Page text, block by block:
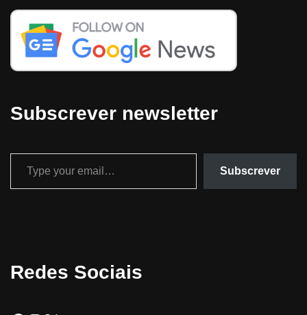
Subscrever newsletter
Subscrever
Redes Sociais